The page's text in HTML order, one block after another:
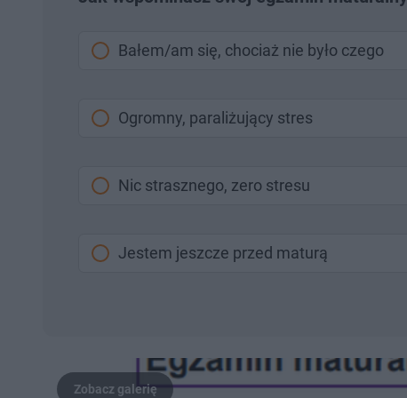
Bałem/am się, chociaż nie było czego
Ogromny, paraliżujący stres
Nic strasznego, zero stresu
Jestem jeszcze przed maturą